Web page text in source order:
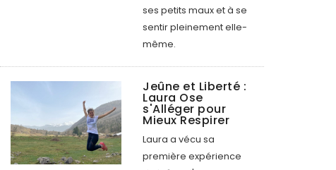
ses petits maux et à se
sentir pleinement elle-
même.
Jeûne et Liberté :
Laura Ose
s'Alléger pour
Mieux Respirer
Laura a vécu sa
première expérience